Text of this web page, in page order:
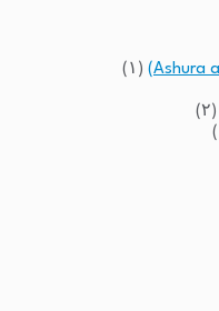
(۱)
(۲)